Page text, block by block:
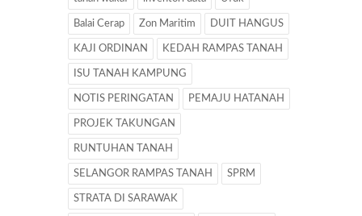
Balai Cerap Zon Maritim DUIT HANGUS
KAJI ORDINAN KEDAH RAMPAS TANAH
ISU TANAH KAMPUNG
NOTIS PERINGATAN PEMAJU HATANAH
PROJEK TAKUNGAN
RUNTUHAN TANAH
SELANGOR RAMPAS TANAH SPRM
STRATA DI SARAWAK